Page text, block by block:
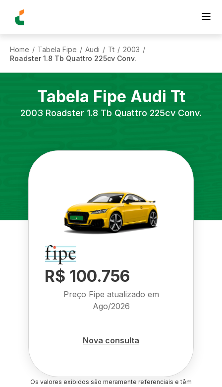
Home / Tabela Fipe / Audi / Tt / 2003 /
Roadster 1.8 Tb Quattro 225cv Conv.
Tabela Fipe Audi Tt
2003 Roadster 1.8 Tb Quattro 225cv Conv.
R$ 100.756
Preço Fipe atualizado em
Ago/2026
Nova consulta
Os valores exibidos são meramente referenciais e têm